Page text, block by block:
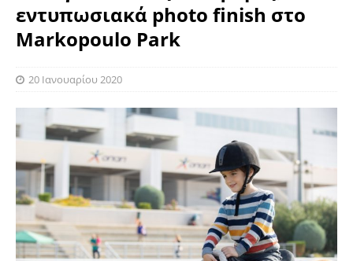
εντυπωσιακά photo finish στο
Markopoulo Park
20 Ιανουαρίου 2020